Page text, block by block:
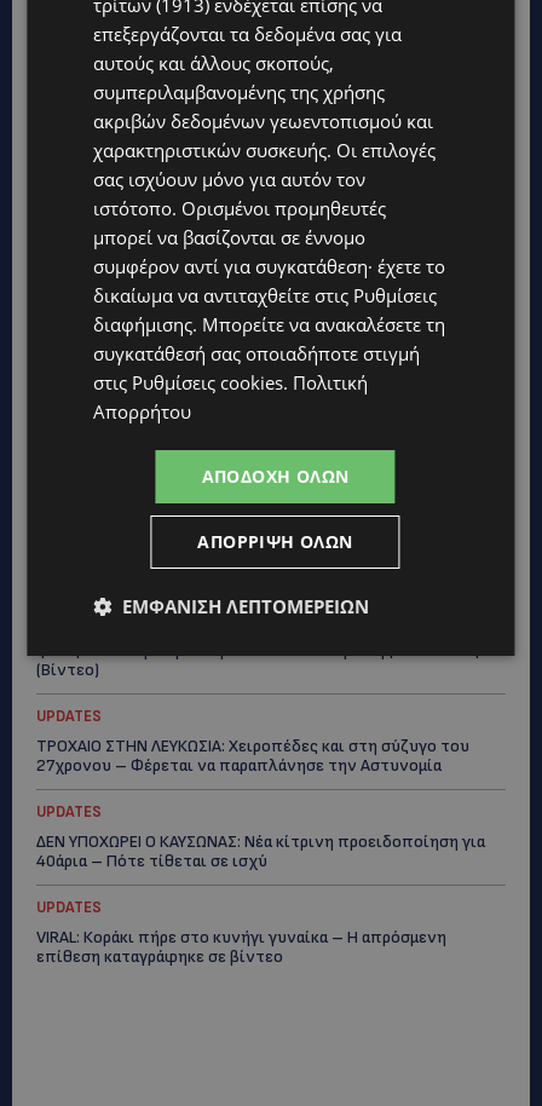
Topics
ΚΑΤΟΙΚΙΔΙΑ
ΠΑΓΚΟΣΜΙΑ ΗΜΕΡΑ ΓΑΤΑΣ: Χιλιάδες στην Κύπρο, καθεμία
μοναδική – Το χαδιάρικο τετράποδο με τη ματιά που λιώνει
UPDATES
ΤΑΣΟΣ ΧΑΤΖΗΓΙΟΒΑΝΗΣ: Η συγκλονιστική ιστορία του
12χρονου Δημήτρη και η δωρεά των 12.500 ευρώ που του
STORIES
ΕΞΩΤΙΚΑ ΖΩΑ ΣΤΗΝ ΚΥΠΡΟ: Πότε επιτρέπεται και πότε
ΧΩΡΙΣ ΣΩΣΣΙΒΙΟ Η ΘΑΛΑΣΣΙΑ ΣΥΝΔΕΣΗ ΚΥΠΡΟΥ-ΕΛΛΑΔΑΣ:
«Χωρίς επιδότηση το πλοίο δεν θα ξανασηκώσει άγκυρα»
STORIES
(Βίντεο)
UPDATES
ΤΡΟΧΑΙΟ ΣΤΗΝ ΛΕΥΚΩΣΙΑ: Χειροπέδες και στη σύζυγο του
27χρονου – Φέρεται να παραπλάνησε την Αστυνομία
UPDATES
ΔΕΝ ΥΠΟΧΩΡΕΙ Ο ΚΑΥΣΩΝΑΣ: Νέα κίτρινη προειδοποίηση για
40άρια – Πότε τίθεται σε ισχύ
UPDATES
VIRAL: Κοράκι πήρε στο κυνήγι γυναίκα – Η απρόσμενη
επίθεση καταγράφηκε σε βίντεο
τρίτων (1913) ενδέχεται επίσης να
επεξεργάζονται τα δεδομένα σας για
αυτούς και άλλους σκοπούς,
συμπεριλαμβανομένης της χρήσης
ακριβών δεδομένων γεωεντοπισμού και
χαρακτηριστικών συσκευής. Οι επιλογές
σας ισχύουν μόνο για αυτόν τον
ιστότοπο. Ορισμένοι προμηθευτές
μπορεί να βασίζονται σε έννομο
συμφέρον αντί για συγκατάθεση· έχετε το
δικαίωμα να αντιταχθείτε στις Ρυθμίσεις
διαφήμισης. Μπορείτε να ανακαλέσετε τη
συγκατάθεσή σας οποιαδήποτε στιγμή
στις Ρυθμίσεις cookies. Πολιτική
Απορρήτου
ΑΠΟΔΟΧΉ ΌΛΩΝ
ΑΠΌΡΡΙΨΗ ΌΛΩΝ
ΕΜΦΆΝΙΣΗ ΛΕΠΤΟΜΕΡΕΙΏΝ